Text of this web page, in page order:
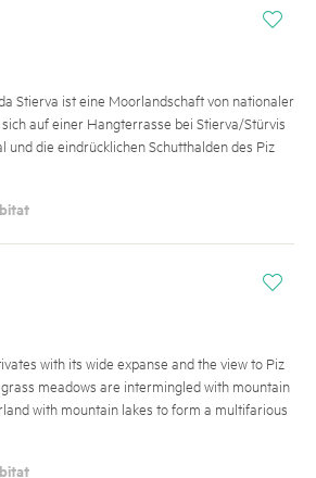
i
Stierva ist eine Moorlandschaft von nationaler
auf einer Hangterrasse bei Stierva/Stürvis
und die eindrücklichen Schutthalden des Piz
i
with its wide expanse and the view to Piz
meadows are intermingled with mountain
with mountain lakes to form a multifarious